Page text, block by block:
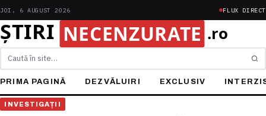
JOI, 6 AUGUST 2026 FLUX DIRECT
Caută
PRIMA PAGINĂ DEZVĂLUIRI EXCLUSIV
INVESTIGAȚII